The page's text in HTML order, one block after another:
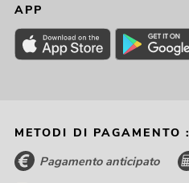
APP
METODI DI PAGAMENTO :
Pagamento anticipato